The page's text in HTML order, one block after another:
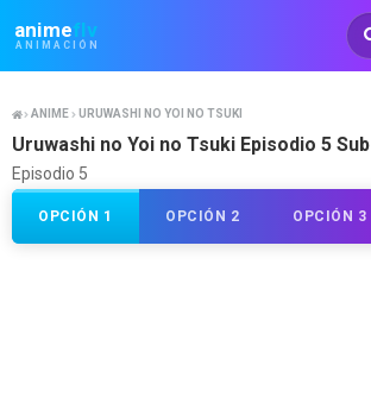
animeflv
ANIMACIÓN
Animeflv
ANIME URUWASHI NO YOI NO TSUKI
Uruwashi no Yoi no Tsuki Episodio 5
Episodio 5
OPCIÓN 1 OPCIÓN 2 OPCIÓN 3